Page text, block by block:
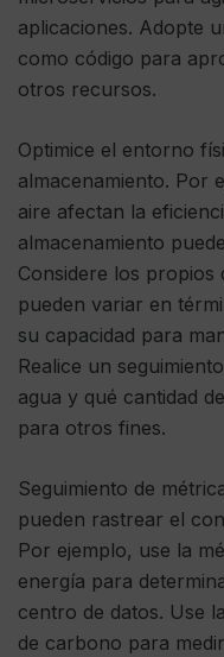
aplicaciones. Adopte
como código para
otros recursos.
Optimice el entorno
almacenamiento. Por
aire afectan la
almacenamiento
Considere los propios
pueden variar en
su capacidad para
Realice un
agua y qué cantidad
para otros fines.
Seguimiento de
pueden rastrear el
Por ejemplo, use la
energía para
centro de datos. Use
de carbono para